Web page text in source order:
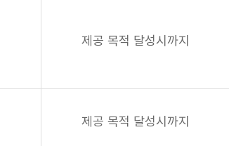
제공 목적 달성시까지
제공 목적 달성시까지